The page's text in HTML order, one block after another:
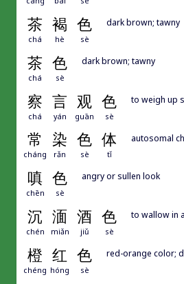
茶 褐 色
chá hè sè
dark brown; tawny
茶 色
chá sè
dark brown; tawny
察 言 观 色
chá yán guān sè
to weigh up
常 染 色 体
cháng rǎn sè tǐ
autosomal
嗔 色
chēn sè
angry or sullen look
沉 湎 酒 色
chén miǎn jiǔ sè
to wallow in
橙 红 色
chéng hóng sè
red-orange color;